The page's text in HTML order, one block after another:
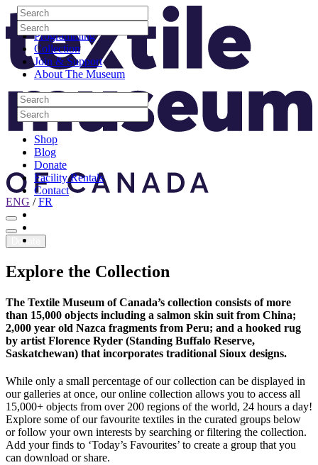
Skip to content
Visit
Programming
Collection
Join & Support
About The Museum
Search
Search
Search
Search
Shop
Blog
Donate
Facility Rentals
Contact
Youtube
Search
Search
Search
Search
Site Logo
ENG /FR
Donate
Explore the Collection
The Textile Museum of Canada’s collection consists of more
than 15,000 objects including a salmon skin suit from China;
2,000 year old Nazca fragments from Peru; and a hooked rug
by artist Florence Ryder (Standing Buffalo Reserve,
Saskatchewan) that incorporates traditional Sioux designs.
While only a small percentage of our collection can be displayed in
our galleries at once, our online collection allows you to access all
15,000+ objects from over 200 regions of the world, 24 hours a day!
Explore some of our favourite textiles in the curated groups below
or follow your own interests by searching or filtering the collection.
Add your finds to ‘Today’s Favourites’ to create a group that you
can download or share.